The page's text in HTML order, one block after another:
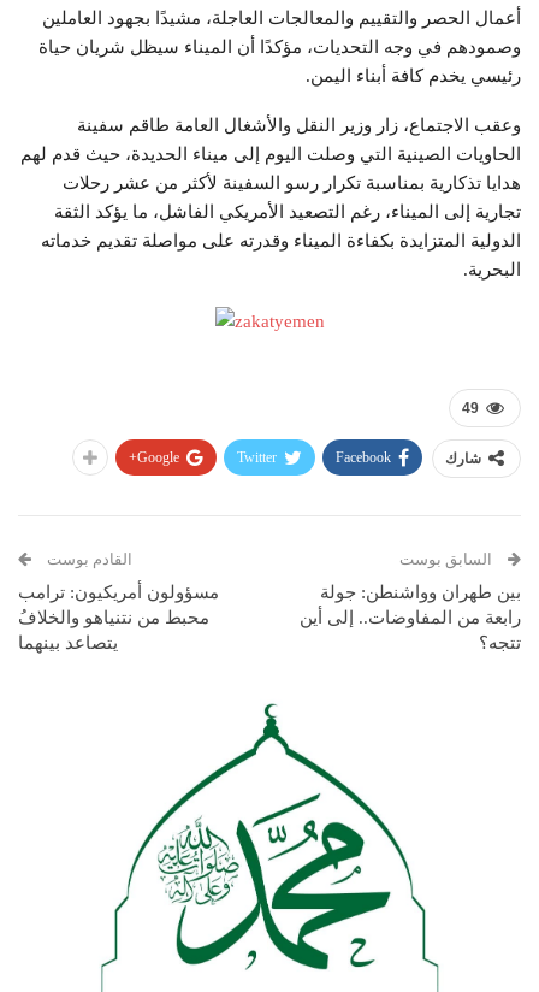
أعمال الحصر والتقييم والمعالجات العاجلة، مشيدًا بجهود العاملين
وصمودهم في وجه التحديات، مؤكدًا أن الميناء سيظل شريان حياة
رئيسي يخدم كافة أبناء اليمن.
وعقب الاجتماع، زار وزير النقل والأشغال العامة طاقم سفينة
الحاويات الصينية التي وصلت اليوم إلى ميناء الحديدة، حيث قدم لهم
هدايا تذكارية بمناسبة تكرار رسو السفينة لأكثر من عشر رحلات
تجارية إلى الميناء، رغم التصعيد الأمريكي الفاشل، ما يؤكد الثقة
الدولية المتزايدة بكفاءة الميناء وقدرته على مواصلة تقديم خدماته
البحرية.
49
شارك Facebook
Twitter
Google+
السابق بوست
بين طهران وواشنطن: جولة
رابعة من المفاوضات.. إلى أين
تتجه؟
القادم بوست
مسؤولون أمريكيون: ترامب
محبط من نتنياهو والخلافُ
يتصاعد بينهما